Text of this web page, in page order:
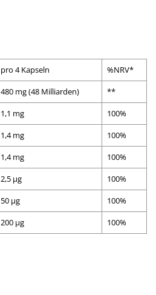
pro 4 Kapseln
%NRV*
480 mg (48 Milliarden)
**
1,1 mg
100%
1,4 mg
100%
1,4 mg
100%
2,5 µg
100%
50 µg
100%
200 µg 100%